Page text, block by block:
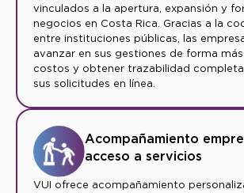
vinculados a la apertura, expansión y
negocios en Costa Rica. Gracias a la
entre instituciones públicas, las
avanzar en sus gestiones de forma
costos y obtener trazabilidad
sus solicitudes en línea.
Acompañamiento
acceso a servicios
VUI ofrece acompañamiento